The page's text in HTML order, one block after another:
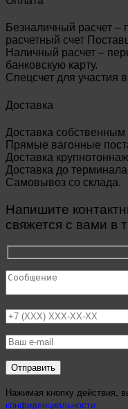
Безналичный расчет –
расчетный счет
Наличный расчет –
банковскую карту.
Спецсчет для участия
Доставка
Доставка собственным
Прямые вагонные
Доставка
Доставка до
Самовывоз со склада.
Напишите
свяжется с вами в
Нажимая кнопку действия,
конфиденциальности